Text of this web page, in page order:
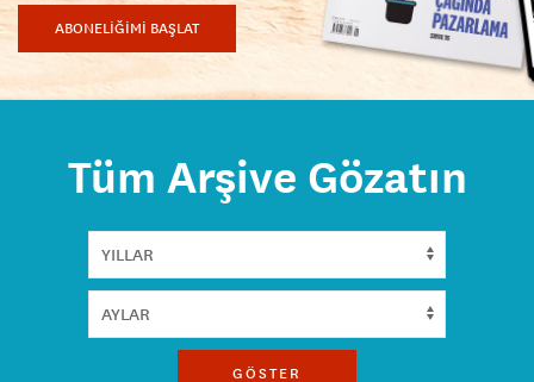
ABONELİĞİMİ BAŞLAT
Tüm Arşive Gözatın
GÖSTER